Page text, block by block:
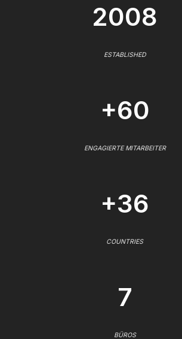
2008
ESTABLISHED
+60
ENGAGIERTE MITARBEITER
+36
COUNTRIES
7
BÜROS